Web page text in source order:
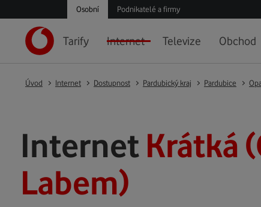
Osobní Podnikatelé a firmy
Tarify Internet Televize Obchod
Úvod Internet Dostupnost Pardubický kraj Pardubice
Internet Krátká
Labem)